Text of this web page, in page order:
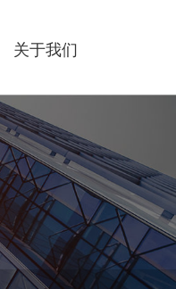
关于我们